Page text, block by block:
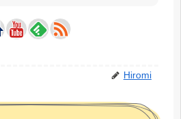
Hiromi